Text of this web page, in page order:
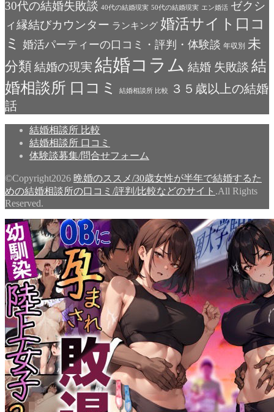
30代の結婚失敗談 40代の結婚現実 50代の結婚現実 エン婚活 ゼクシ
ィ縁結びカウンター ランキング 婚活サイト口コ
ミ 婚活パーティーの口コミ・評判・体験談 年収別 未
分類 結婚の現実 結婚コラム 結婚 失敗談 結
婚相談所 口コミ
結婚相談所 比較
３５歳以上の結婚
話
結婚相談所 比較
結婚相談所 口コミ
体験談募集/問合せフォーム
©Copyright2026 晩婚のススメ/30歳女性が半年で結婚するた
めの結婚相談所の口コミ/評判/比較などのサイト .All Rights
Reserved.